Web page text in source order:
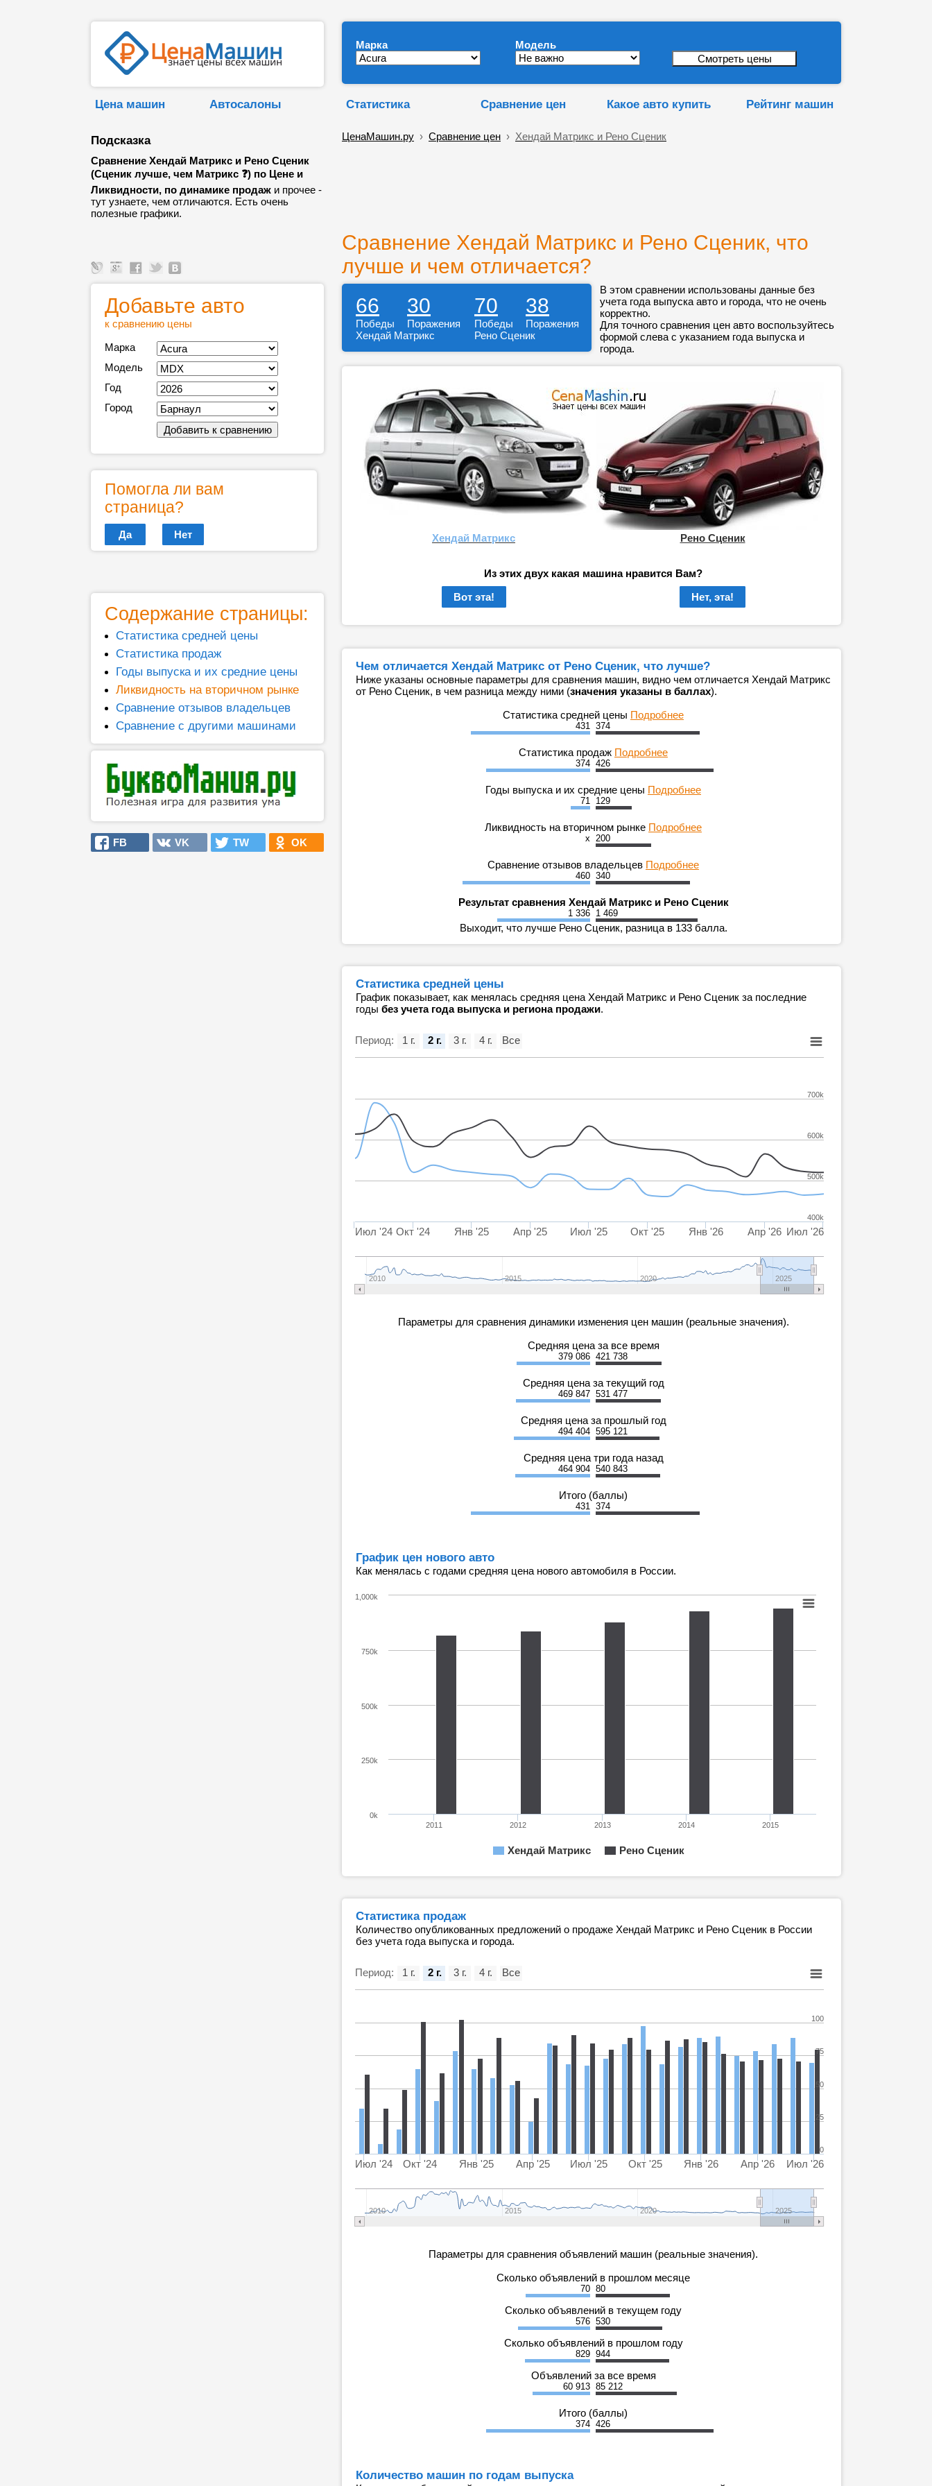
Марка Модель
Цена машин Автосалоны Статистика Сравнение цен Какое авто купить Рейтинг машин
Подсказка
Сравнение Хендай Матрикс и Рено Сценик
(Сценик лучше, чем Матрикс ❓) по Цене и
Ликвидности, по динамике продаж и прочее -
тут узнаете, чем отличаются. Есть очень
полезные графики.
ЦенаМашин.ру › Сравнение цен › Хендай Матрикс и Рено Сценик
Сравнение Хендай Матрикс и Рено Сценик, что
лучше и чем отличается?
Добавьте авто
к сравнению цены
Марка
Модель
Год
Город
Помогла ли вам
страница?
Да Нет
Содержание страницы:
Статистика средней цены
Статистика продаж
Годы выпуска и их средние цены
Ликвидность на вторичном рынке
Сравнение отзывов владельцев
Сравнение с другими машинами
FB VK TW OK
66 30 70 38
Победы Поражения Победы
Поражения
Хендай Матрикс
Рено Сценик
В этом сравнении использованы данные без
учета года выпуска авто и города, что не очень
корректно.
Для точного сравнения цен авто воспользуйтесь
формой слева с указанием года выпуска и
города.
Хендай Матрикс Рено Сценик
Из этих двух какая машина нравится Вам?
Вот эта!
Нет, эта!
Чем отличается Хендай Матрикс от Рено Сценик, что лучше?
Ниже указаны основные параметры для сравнения машин, видно чем отличается Хендай Матрикс
от Рено Сценик, в чем разница между ними (значения указаны в баллах).
Статистика средней цены Подробнее
431 374
Статистика продаж Подробнее
374 426
Годы выпуска и их средние цены Подробнее
71 129
Ликвидность на вторичном рынке Подробнее
x 200
Сравнение отзывов владельцев Подробнее
460 340
Результат сравнения Хендай Матрикс и Рено Сценик
1 336 1 469
Выходит, что лучше Рено Сценик, разница в 133 балла.
Статистика средней цены
График показывает, как менялась средняя цена Хендай Матрикс и Рено Сценик за последние
годы без учета года выпуска и региона продажи.
Период:
Июл '24 Окт '24 Янв '25 Апр '25 Июл '25 Окт '25 Янв '26 Апр '26 Июл '26
2010 2015 2020 2025
400k
500k
600k
700k
1 г. 2 г. 3 г. 4 г. Все
Параметры для сравнения динамики изменения цен машин (реальные значения).
Средняя цена за все время
379 086 421 738
Средняя цена за текущий год
469 847 531 477
Средняя цена за прошлый год
494 404 595 121
Средняя цена три года назад
464 904 540 843
Итого (баллы)
431 374
График цен нового авто
Как менялась с годами средняя цена нового автомобиля в России.
Хендай Матрикс Рено Сценик
2011 2012 2013 2014 2015
0k
1,000k
250k
500k
750k
Статистика продаж
Количество опубликованных предложений о продаже Хендай Матрикс и Рено Сценик в России
без учета года выпуска и города.
Период:
Июл '24 Окт '24 Янв '25 Апр '25 Июл '25 Окт '25 Янв '26 Апр '26 Июл '26
2010 2015 2020 2025
0
100
25
50
75
1 г. 2 г. 3 г. 4 г. Все
Параметры для сравнения объявлений машин (реальные значения).
Сколько объявлений в прошлом месяце
70 80
Сколько объявлений в текущем году
576 530
Сколько объявлений в прошлом году
829 944
Объявлений за все время
60 913 85 212
Итого (баллы)
374 426
Количество машин по годам выпуска